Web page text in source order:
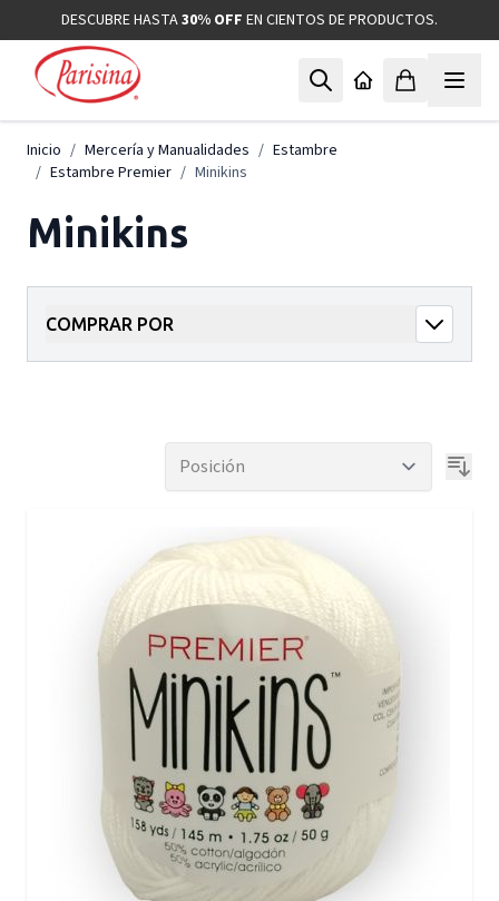
Ir al contenidoDESCUBRE HASTA30% OFF EN CIENTOS DE PRODUCTOS.
Inicio / Mercería y Manualidades / Estambre
/ Estambre Premier / Minikins
Minikins
COMPRAR POR